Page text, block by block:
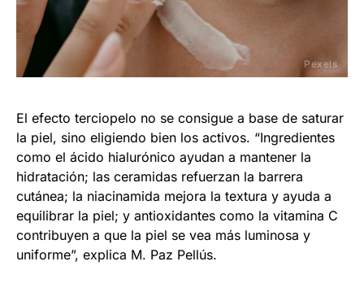
Pexels
El efecto terciopelo no se consigue a base de saturar
la piel, sino eligiendo bien los activos. “Ingredientes
como el ácido hialurónico ayudan a mantener la
hidratación; las ceramidas refuerzan la barrera
cutánea; la niacinamida mejora la textura y ayuda a
equilibrar la piel; y antioxidantes como la vitamina C
contribuyen a que la piel se vea más luminosa y
uniforme”, explica M. Paz Pellús.